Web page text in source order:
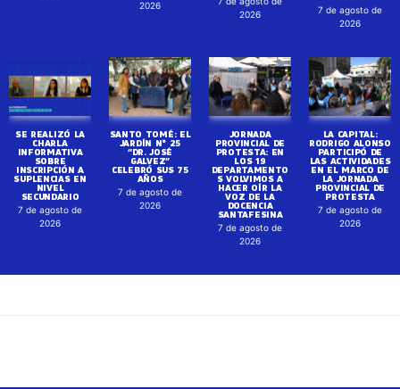
2026
2026
7 de agosto de
2026
SE REALIZÓ LA
CHARLA
INFORMATIVA
SOBRE
INSCRIPCIÓN A
SUPLENCIAS EN
NIVEL
SECUNDARIO
7 de agosto de
2026
SANTO TOMÉ: EL
JARDÍN N° 25
“DR. JOSÉ
GALVEZ”
CELEBRÓ SUS 75
AÑOS
7 de agosto de
2026
JORNADA
PROVINCIAL DE
PROTESTA: EN
LOS 19
DEPARTAMENTO
S VOLVIMOS A
HACER OÍR LA
VOZ DE LA
DOCENCIA
SANTAFESINA
7 de agosto de
2026
LA CAPITAL:
RODRIGO ALONSO
PARTICIPÓ DE
LAS ACTIVIDADES
EN EL MARCO DE
LA JORNADA
PROVINCIAL DE
PROTESTA
7 de agosto de
2026